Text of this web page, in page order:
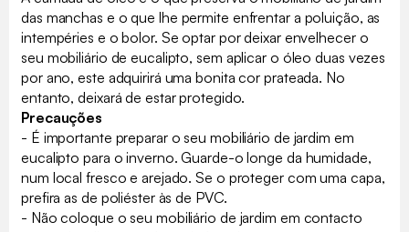
das manchas e o que lhe permite enfrentar a poluição, as
intempéries e o bolor. Se optar por deixar envelhecer o
seu mobiliário de eucalipto, sem aplicar o óleo duas vezes
por ano, este adquirirá uma bonita cor prateada. No
entanto, deixará de estar protegido.
Precauções
- É importante preparar o seu mobiliário de jardim em
eucalipto para o inverno. Guarde-o longe da humidade,
num local fresco e arejado. Se o proteger com uma capa,
prefira as de poliéster às de PVC.
- Não coloque o seu mobiliário de jardim em contacto